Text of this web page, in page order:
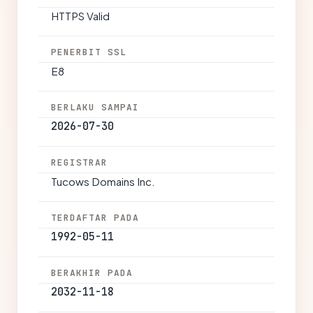
HTTPS Valid
PENERBIT SSL
E8
BERLAKU SAMPAI
2026-07-30
REGISTRAR
Tucows Domains Inc.
TERDAFTAR PADA
1992-05-11
BERAKHIR PADA
2032-11-18